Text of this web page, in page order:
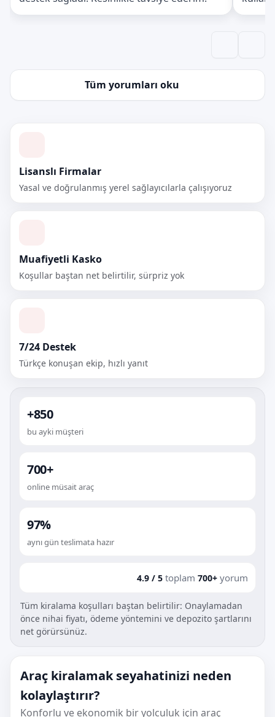
Tüm yorumları oku
Lisanslı Firmalar
Yasal ve doğrulanmış yerel sağlayıcılarla çalışıyoruz
Muafiyetli Kasko
Koşullar baştan net belirtilir, sürpriz yok
7/24 Destek
Türkçe konuşan ekip, hızlı yanıt
+850
bu ayki müşteri
700+
online müsait araç
97%
aynı gün teslimata hazır
4.9 / 5 toplam 700+ yorum
Tüm kiralama koşulları baştan belirtilir: Onaylamadan
önce nihai fiyatı, ödeme yöntemini ve depozito şartlarını
net görürsünüz.
Araç kiralamak seyahatinizi neden
kolaylaştırır?
Konforlu ve ekonomik bir yolculuk için araç